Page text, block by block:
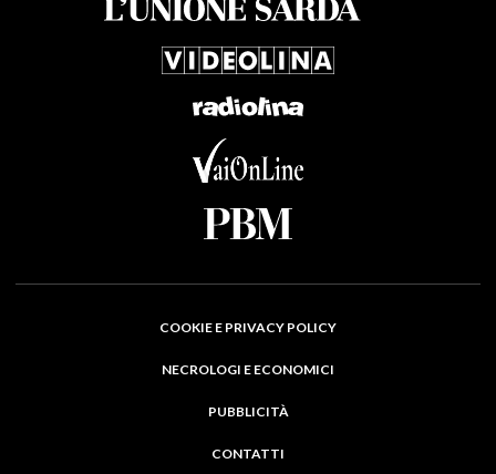
COOKIE E PRIVACY POLICY
NECROLOGI E ECONOMICI
PUBBLICITÀ
CONTATTI